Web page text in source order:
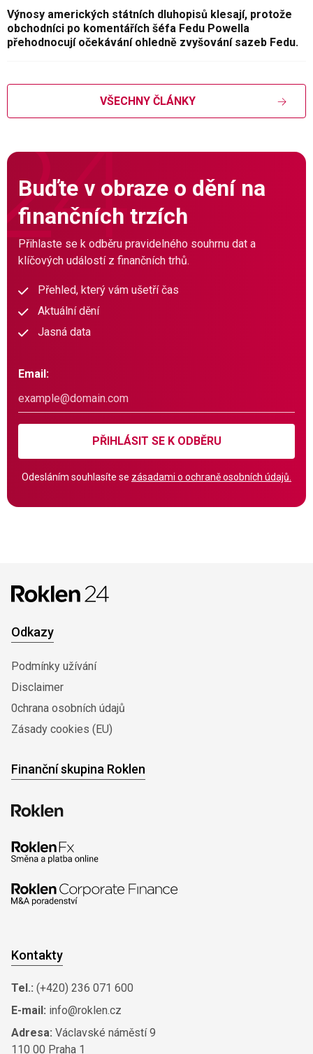
Výnosy amerických státních dluhopisů klesají, protože
obchodníci po komentářích šéfa Fedu Powella
přehodnocují očekávání ohledně zvyšování sazeb Fedu.
VŠECHNY ČLÁNKY
Buďte v obraze o dění na
finančních trzích
Přihlaste se k odběru pravidelného souhrnu dat a
klíčových událostí z finančních trhů.
Přehled, který vám ušetří čas
Aktuální dění
Jasná data
Email:
PŘIHLÁSIT SE K ODBĚRU
Odesláním souhlasíte se zásadami o ochraně osobních údajů.
Odkazy
Podmínky užívání
Disclaimer
0chrana osobních údajů
Zásady cookies (EU)
Finanční skupina Roklen
Kontakty
Tel.: (+420) 236 071 600
E-mail: info@roklen.cz
Adresa: Václavské náměstí 9
110 00 Praha 1